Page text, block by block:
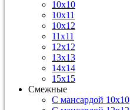
10х10
10х11
10х12
11х11
12х12
13х13
14х14
15х15
Смежные
С мансардой 10х10